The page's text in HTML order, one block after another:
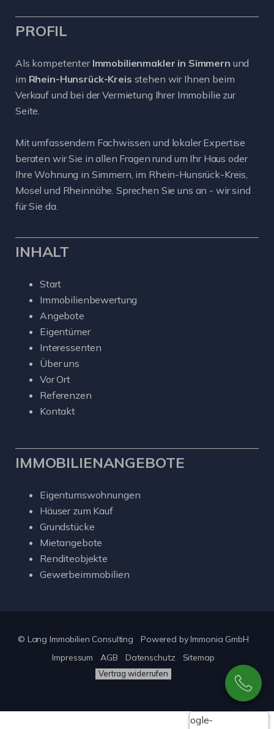
PROFIL
Als kompetenter Immobilienmakler in Simmern und
im Rhein-Hunsrück-Kreis stehen wir Ihnen beim
Verkauf und bei der Vermietung Ihrer Immobilie zur
Seite.
Mit umfassendem Fachwissen und lokaler Expertise
beraten wir Sie in allen Fragen rund um Ihr Haus oder
Ihre Wohnung in Simmern, im Rhein-Hunsrück-Kreis,
Mosel und Rheinnähe. Sprechen Sie uns an - wir sind
für Sie da.
INHALT
Start
Immobilienbewertung
Angebote
Eigentümer
Interessenten
Über uns
Vor Ort
Referenzen
Kontakt
IMMOBILIENANGEBOTE
Eigentumswohnungen
Häuser zum Kauf
Grundstücke
Mietangebote
Renditeobjekte
Gewerbeimmobilien
© Lang Immobilien Consulting Powered byImmonia GmbH
Impressum
AGB Datenschutz Sitemap
Vertrag widerrufen
Google-